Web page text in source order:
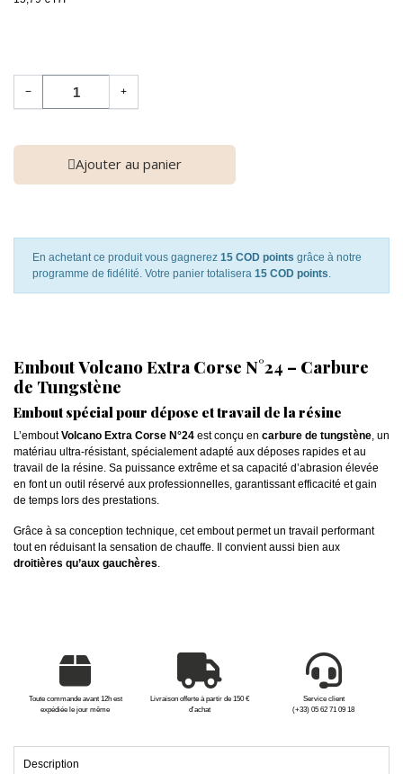
− +
Ajouter au panier
En achetant ce produit vous gagnerez 15 COD points grâce à notre
programme de fidélité. Votre panier totalisera 15 COD points.
Embout Volcano Extra Corse N°24 – Carbure
de Tungstène
Embout spécial pour dépose et travail de la résine
L’emboutVolcano Extra Corse N°24 est conçu en carbure de tungstène, un
matériau ultra-résistant, spécialement adapté aux déposes rapides et au
travail de la résine. Sa puissance extrême et sa capacité d’abrasion élevée
en font un outil réservé aux professionnelles, garantissant efficacité et gain
de temps lors des prestations.
Grâce à sa conception technique, cet embout permet un travail performant
tout en réduisant la sensation de chauffe. Il convient aussi bien aux
droitières qu’aux gauchères.
Toute commande avant 12h est
expédiée le jour même
Livraison offerte à partir de 150 €
d'achat
Service client
(+33) 05 62 71 09 18
Description